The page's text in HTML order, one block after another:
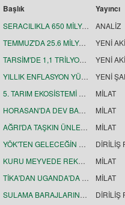
Başlık Yayıncı
SERACILIKLA 650 MİLYON LİRALIK MUCİZE ANALİZ
TEMMUZ'DA 25.6 MİLYAR DOLARLA İHRACAT REKORU
YENİ
TARSİM'DE 1,1 TRİLYON LİRALIK TARIMSAL VARLIK SİGORTALANDI
YENİ
YILLIK ENFLASYON YÜZDE 31.75
YENİ
5. TARIM EKOSİSTEMİ BULUŞMASINDA TARIM ÖN PLANDA
MİLAT
HORASAN'DA DEV BARAJ PROJESİ SÜRÜYOR
MİLAT
AĞRI'DA TAŞKIN ÜNLEMLERİ SÜRÜYOR
MİLAT
YÖK'TEN GELECEĞİN MESLEKLERİ HAMLESİ
DİRİLİŞ
KURU MEYVEDE REKABET HAMLESİ
MİLAT
TİKA'DAN UGANDA'DA KADINLARIN MESLEKİ EĞİTİMİNE DESTEK
MİLAT
SULAMA BARAJLARINDA DOLULUK ARTTI
DİRİLİŞ